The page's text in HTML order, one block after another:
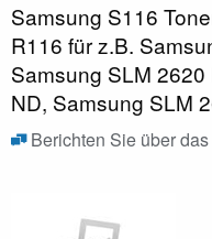
Samsung S116
R116 für z.B.
Samsung SLM
ND, Samsung SLM
Berichten Sie über